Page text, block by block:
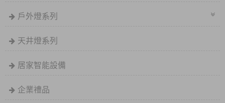
戶外燈系列
天井燈系列
居家智能設備
企業禮品